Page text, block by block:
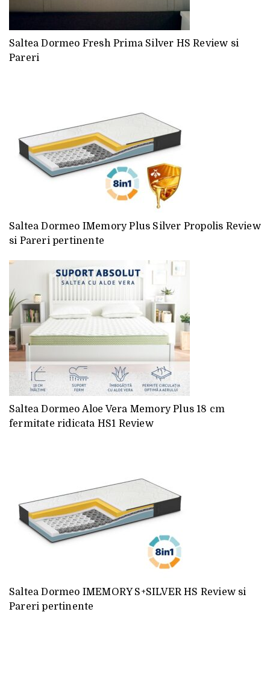
Saltea Dormeo Fresh Prima Silver HS Review si
Pareri
Saltea Dormeo IMemory Plus Silver Propolis Review
si Pareri pertinente
Saltea Dormeo Aloe Vera Memory Plus 18 cm
fermitate ridicata HS1 Review
Saltea Dormeo IMEMORY S+SILVER HS Review si
Pareri pertinente